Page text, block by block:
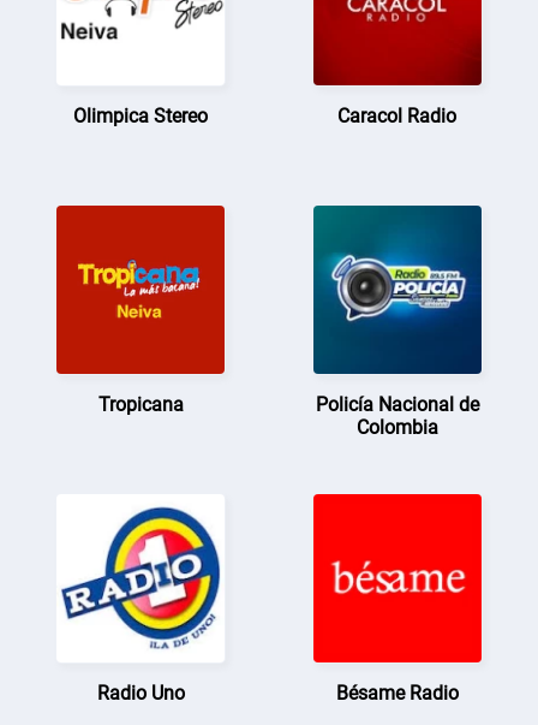
Olimpica Stereo Caracol Radio
Tropicana
Policía Nacional de
Colombia
Radio Uno Bésame Radio